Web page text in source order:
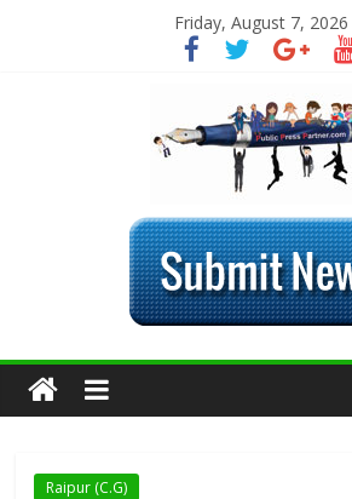
Friday, August 7, 2026
Raipur (C.G)